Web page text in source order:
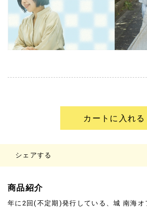
カートに入れる
シェアする
商品紹介
年に2回(不定期)発行している、城 南海オ